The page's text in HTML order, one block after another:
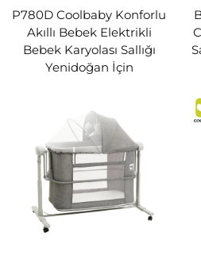
P780D Coolbaby Konforlu
Akıllı Bebek Elektrikli
Bebek Karyolası Sallığı
Yenidoğan İçin